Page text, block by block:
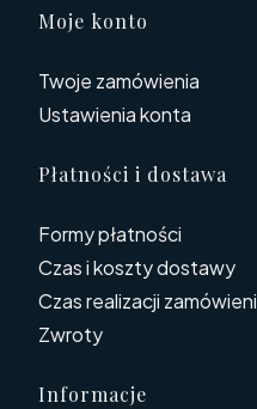
Linki w
Moje konto
Twoje zamówienia
Ustawienia konta
Płatności i dostawa
Formy płatności
Czas i koszty dostawy
Czas realizacji
Zwroty
Informacje